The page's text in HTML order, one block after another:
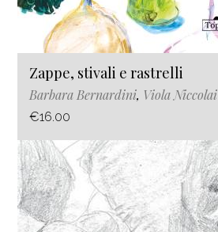
Zappe, stivali e rastrelli
Barbara Bernardini, Viola Niccolai
€16.00